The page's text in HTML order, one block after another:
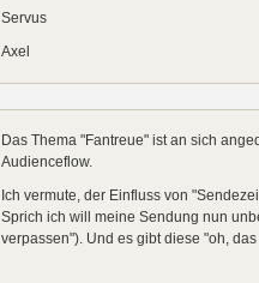
Servus
Axel
Das Thema "Fantreue" ist an sich
Audienceflow.
Ich vermute, der Einfluss von
Sprich ich will meine Sendung nun
verpassen"). Und es gibt diese "oh,